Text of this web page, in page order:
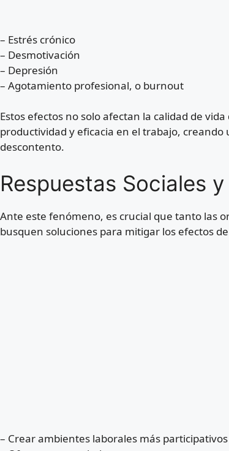
– Estrés crónico
– Desmotivación
– Depresión
– Agotamiento profesional, o burnout
Estos efectos no solo afectan la calidad de
productividad y eficacia en el trabajo,
descontento.
Respuestas Sociales
Ante este fenómeno, es crucial que tanto las
busquen soluciones para mitigar los efectos
– Crear ambientes laborales más